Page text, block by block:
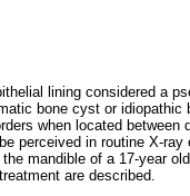
lining considered a
bone cyst or idiopathic
when located between
perceived in routine X-ray
mandible of a 17-year
are described.